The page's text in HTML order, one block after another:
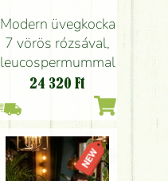
Modern üvegkocka
7 vörös rózsával,
leucospermummal
24 320 Ft